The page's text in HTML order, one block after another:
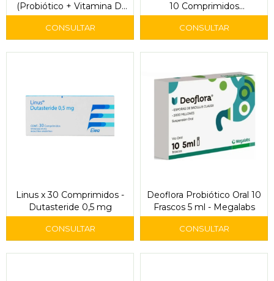
(Probiótico + Vitamina D)
Gotas 5 ml
10 Comprimidos
Recubiertos
Linus x 30 Comprimidos -
Dutasteride 0,5 mg
Deoflora Probiótico Oral 10
Frascos 5 ml - Megalabs